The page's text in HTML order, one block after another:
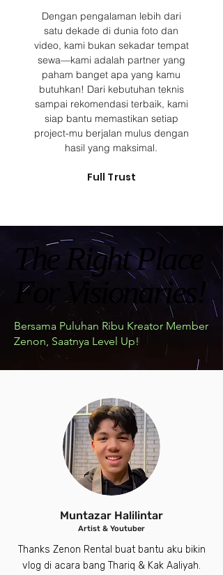
Dengan pengalaman lebih dari
satu dekade di dunia foto dan
video, kami bukan sekadar tempat
sewa—kami adalah partner yang
paham banget apa yang kamu
butuhkan! Dari kebutuhan teknis
sampai rekomendasi terbaik, kami
siap bantu memastikan setiap
project-mu berjalan mulus dengan
hasil yang maksimal.
Full Trust
The Right Place
For Visionaries!
The Right Place
For Visionaries!
Bersama Puluhan Ribu Kreator Member
Zenon, Saatnya Level Up!
Muntazar Halilintar
Artist & Youtuber
Thanks Zenon Rental buat bantu aku bikin
vlog di acara bang Thariq & Kak Aaliyah.